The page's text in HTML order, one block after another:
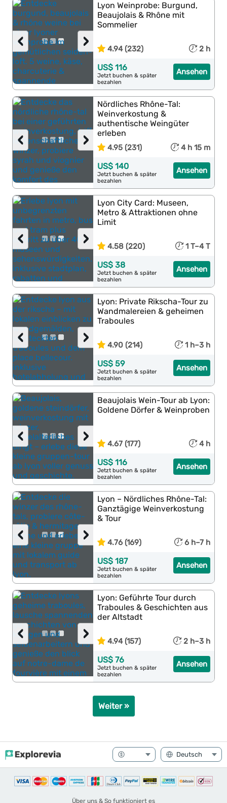
›
‹
Lyon Weinprobe: Burgund,
Beaujolais & Rhône mit
Sommelier
4.94 (232) 2 h
Ansehen
US$ 116
Jetzt buchen & später
bezahlen
›
‹
Nördliches Rhône-Tal:
Weinverkostung &
authentische Weingüter
erleben
4.95 (231) 4 h 15 m
Ansehen
US$ 140
Jetzt buchen & später
bezahlen
›
‹
Lyon City Card: Museen,
Metro & Attraktionen ohne
Limit
4.58 (220) 1 T–4 T
Ansehen
US$ 38
Jetzt buchen & später
bezahlen
›
‹
Lyon: Private Rikscha-Tour zu
Wandmalereien & geheimen
Traboules
4.90 (214) 1 h–3 h
Ansehen
US$ 59
Jetzt buchen & später
bezahlen
›
‹
Beaujolais Wein-Tour ab Lyon:
Goldene Dörfer & Weinproben
4.67 (177) 4 h
Ansehen
US$ 116
Jetzt buchen & später
bezahlen
›
‹
Lyon – Nördliches Rhône-Tal:
Ganztägige Weinverkostung
& Tour
4.76 (169) 6 h–7 h
Ansehen
US$ 187
Jetzt buchen & später
bezahlen
›
‹
Lyon: Geführte Tour durch
Traboules & Geschichten aus
der Altstadt
4.94 (157) 2 h–3 h
Ansehen
US$ 76
Jetzt buchen & später
bezahlen
Weiter »
Über uns & So funktioniert es